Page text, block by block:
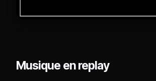
Musique en replay